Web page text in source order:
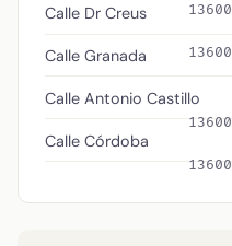
Calle Dr Creus 13600
Calle Granada 13600
Calle Antonio Castillo
13600
Calle Córdoba
13600